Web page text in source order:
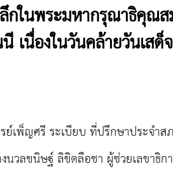
กในพระมหากรุณาธิคุณส
เนื่องในวันคล้ายวันเสด็จ
เพ็ญศรี ระเบียบ ที่ปรึกษาประจำส
วลขนิษฐ์ ลิขิตลือชา ผู้ช่วยเลขาธิก